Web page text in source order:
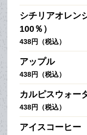
シチリアオレン
100％）
438円（税込）
アップル
438円（税込）
カルピスウォー
438円（税込）
アイスコーヒー